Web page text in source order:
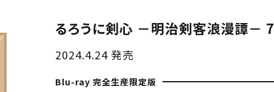
るろうに剣心 －明治剣客浪漫譚－ 7
2024.4.24 発売
Blu-ray 完全生産限定版